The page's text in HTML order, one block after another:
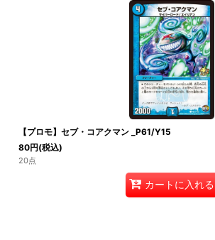
【プロモ】セブ・コアクマン _P61/Y15
80円(税込)
20点
カートに入れる